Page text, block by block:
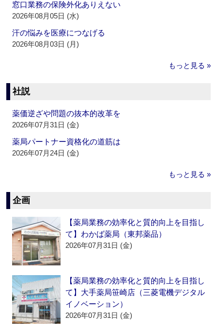
窓口業務の保険外化ありえない
2026年08月05日 (水)
汗の悩みを医療につなげる
2026年08月03日 (月)
もっと見る »
社説
薬価逆ざや問題の抜本的改革を
2026年07月31日 (金)
薬局パートナー資格化の道筋は
2026年07月24日 (金)
もっと見る »
企画
【薬局業務の効率化と質的向上を目指し
て】わかば薬局（東邦薬品）
2026年07月31日 (金)
【薬局業務の効率化と質的向上を目指し
て】大手薬局笹崎店（三菱電機デジタル
イノベーション）
2026年07月31日 (金)